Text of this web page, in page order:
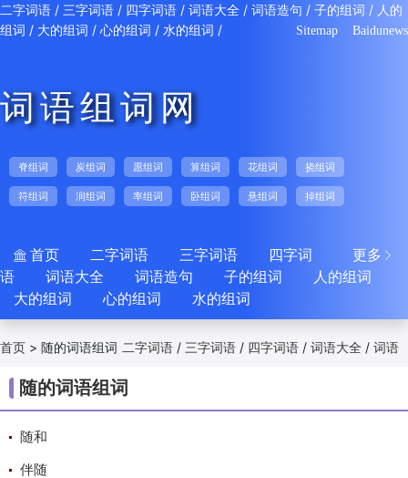
二字词语 / 三字词语 / 四字词语 / 词语大全 / 词语造句 / 子的组词 / 人的
组词 / 大的组词 / 心的组词 / 水的组词 / Sitemap Baidunews
词语组词网
脊组词 炭组词 愿组词 算组词 花组词 挠组词
符组词 润组词 率组词 卧组词 悬组词 掉组词
更多 
 首页 二字词语 三字词语
四字词
语
词语大全 词语造句 子的组词
人的组词
大的组词
心的组词 水的组词
二字词语 / 三字词语 / 四字词语 /词语大全 /词语
水的组词
首页 > 随的词语组词
随的词语组词
随和
伴随